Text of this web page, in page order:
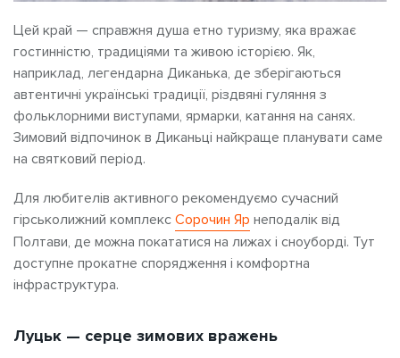
Цей край — справжня душа етно туризму, яка вражає
гостинністю, традиціями та живою історією. Як,
наприклад, легендарна Диканька, де зберігаються
автентичні українські традиції, різдвяні гуляння з
фольклорними виступами, ярмарки, катання на санях.
Зимовий відпочинок в Диканьці найкраще планувати саме
на святковий період.
Для любителів активного рекомендуємо сучасний
гірськолижний комплекс Сорочин Яр неподалік від
Полтави, де можна покататися на лижах і сноуборді. Тут
доступне прокатне спорядження і комфортна
інфраструктура.
Луцьк — серце зимових вражень